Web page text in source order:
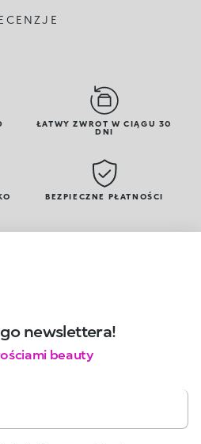
ŁATWY ZWROT W CIĄGU 30
DNI
BEZPIECZNE PŁATNOŚCI
newslettera!
beauty